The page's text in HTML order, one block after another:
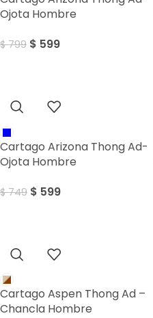
Ojota Hombre
$799 $ 599
Cartago Arizona Thong Ad-
Ojota Hombre
$749 $ 599
Cartago Aspen Thong Ad –
Chancla Hombre